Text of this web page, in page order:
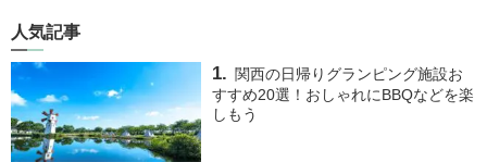
人気記事
関西の日帰りグランピング施設お
すすめ20選！おしゃれにBBQなどを楽
しもう